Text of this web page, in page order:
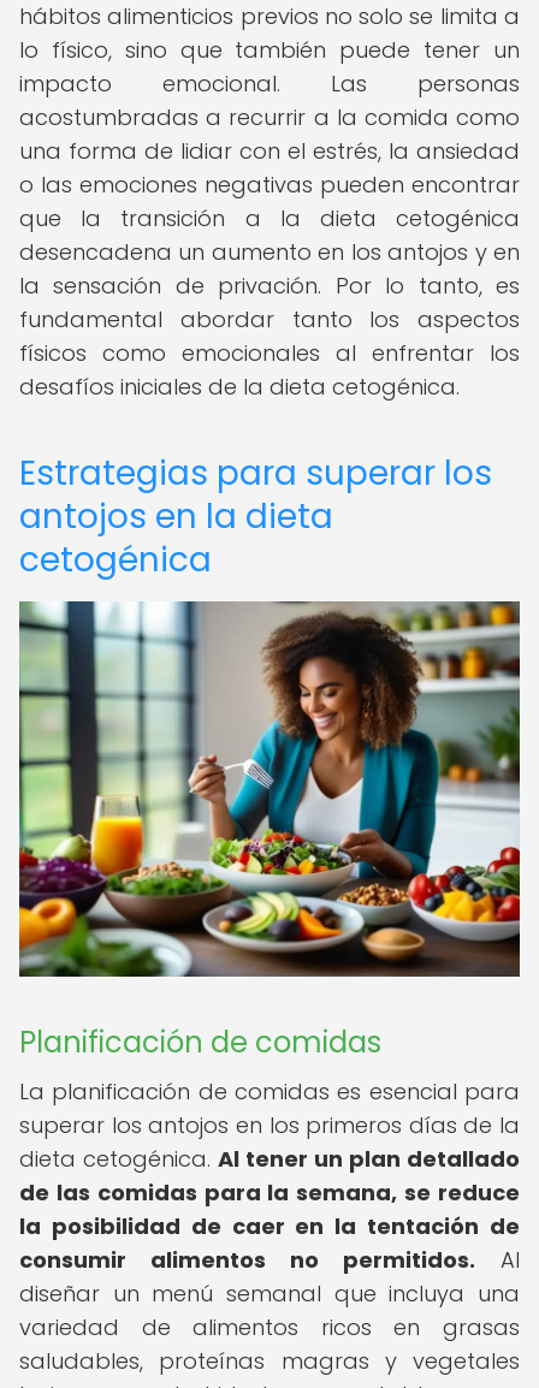
hábitos alimenticios previos no solo se limita a
lo físico, sino que también puede tener un
impacto emocional. Las personas
acostumbradas a recurrir a la comida como
una forma de lidiar con el estrés, la ansiedad
o las emociones negativas pueden encontrar
que la transición a la dieta cetogénica
desencadena un aumento en los antojos y en
la sensación de privación. Por lo tanto, es
fundamental abordar tanto los aspectos
físicos como emocionales al enfrentar los
desafíos iniciales de la dieta cetogénica.
Estrategias para superar los
antojos en la dieta
cetogénica
Planificación de comidas
La planificación de comidas es esencial para
superar los antojos en los primeros días de la
dieta cetogénica. Al tener un plan detallado
de las comidas para la semana, se reduce
la posibilidad de caer en la tentación de
consumir alimentos no permitidos. Al
diseñar un menú semanal que incluya una
variedad de alimentos ricos en grasas
saludables, proteínas magras y vegetales